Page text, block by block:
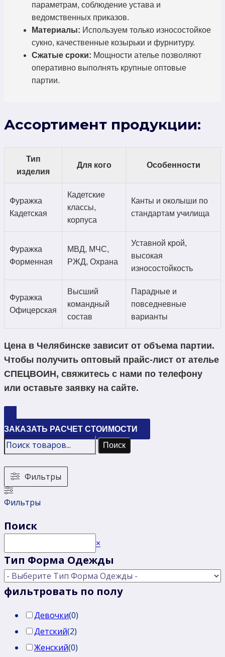
параметрам, соблюдение устава и
ведомственных приказов.
Материалы: Используем только износостойкое
сукно, качественные козырьки и фурнитуру.
Сжатые сроки: Мощности ателье позволяют
оперативно выполнять крупные оптовые
партии.
Ассортимент продукции:
Тип
изделия
Для кого Особенности
Фуражка
Кадетская
Кадетские
классы,
корпуса
Канты и околыши по
стандартам училища
Фуражка
Форменная
МВД, МЧС,
РЖД, Охрана
Уставной крой,
высокая
износостойкость
Фуражка
Офицерская
Высший
командный
состав
Парадные и
повседневные
варианты
Цена в Челябинске зависит от объема партии.
Чтобы получить оптовый прайс-лист от ателье
СПЕЦВОИН, свяжитесь с нами по телефону
или оставьте заявку на сайте.
ЗАКАЗАТЬ РАСЧЕТ СТОИМОСТИ
Поиск
Фильтры
Фильтры
Поиск
×
Тип Форма Одежды
фильтровать по полу
Девочки(0)
Детский(2)
Женский(0)